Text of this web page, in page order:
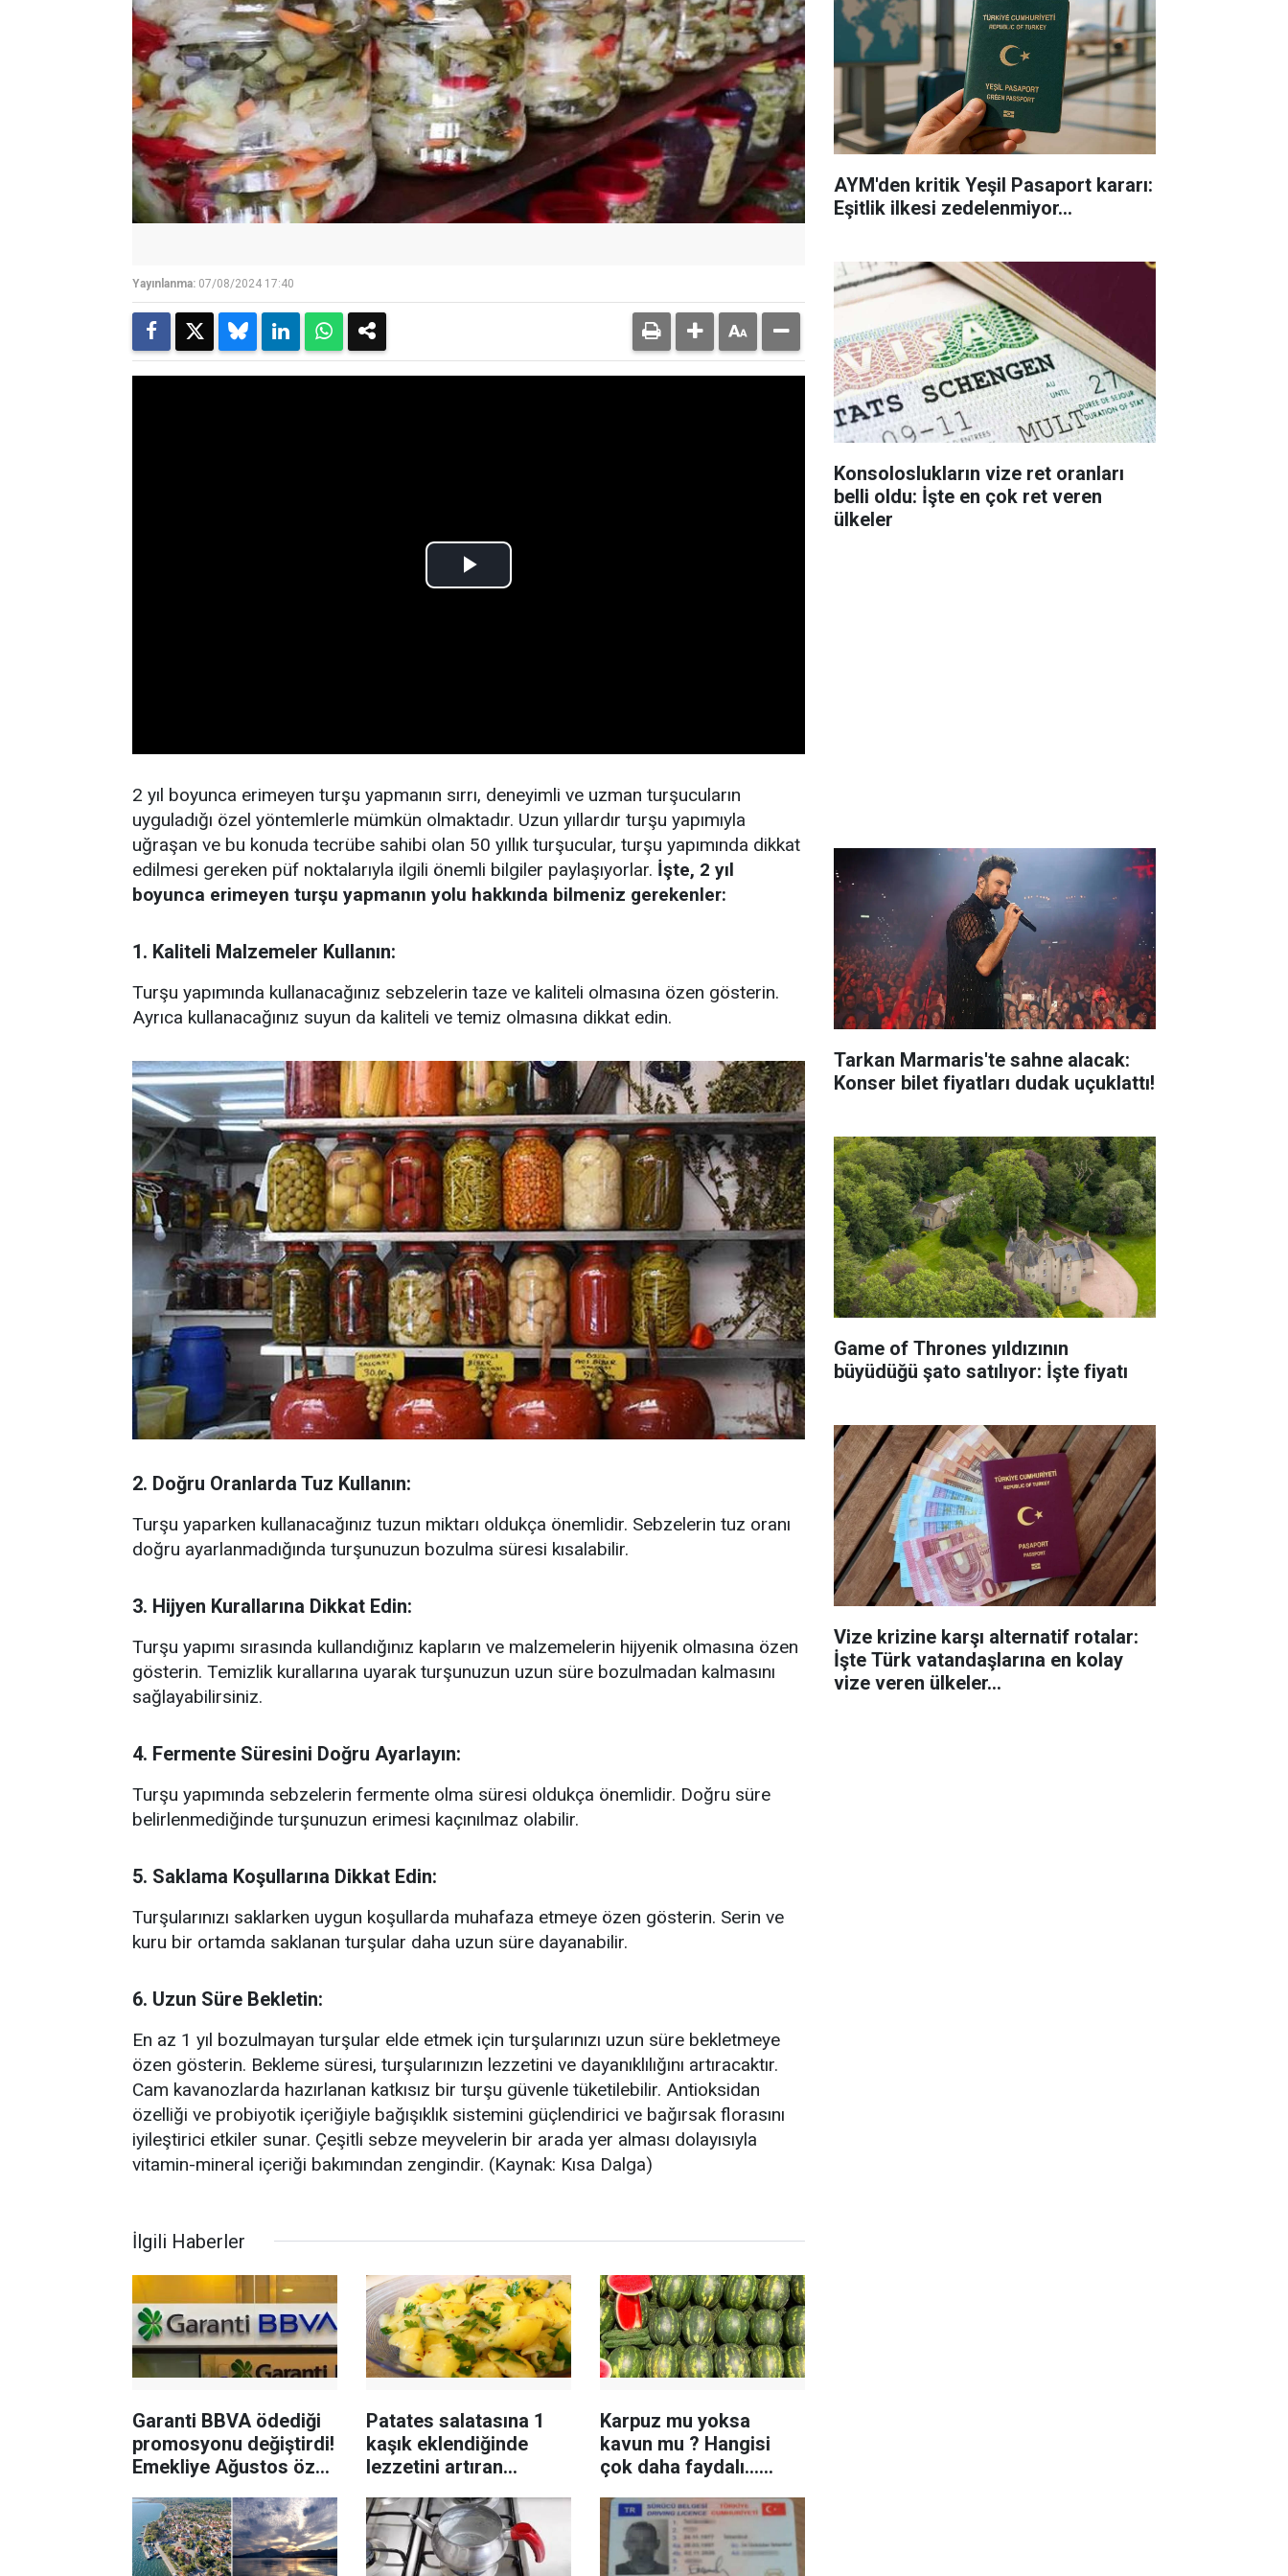
Yayınlanma: 07/08/2024 17:40
2 yıl boyunca erimeyen turşu yapmanın sırrı, deneyimli ve uzman turşucuların
uyguladığı özel yöntemlerle mümkün olmaktadır. Uzun yıllardır turşu yapımıyla
uğraşan ve bu konuda tecrübe sahibi olan 50 yıllık turşucular, turşu yapımında dikkat
edilmesi gereken püf noktalarıyla ilgili önemli bilgiler paylaşıyorlar. İşte, 2 yıl
boyunca erimeyen turşu yapmanın yolu hakkında bilmeniz gerekenler:
1. Kaliteli Malzemeler Kullanın:
Turşu yapımında kullanacağınız sebzelerin taze ve kaliteli olmasına özen gösterin.
Ayrıca kullanacağınız suyun da kaliteli ve temiz olmasına dikkat edin.
2. Doğru Oranlarda Tuz Kullanın:
Turşu yaparken kullanacağınız tuzun miktarı oldukça önemlidir. Sebzelerin tuz oranı
doğru ayarlanmadığında turşunuzun bozulma süresi kısalabilir.
3. Hijyen Kurallarına Dikkat Edin:
Turşu yapımı sırasında kullandığınız kapların ve malzemelerin hijyenik olmasına özen
gösterin. Temizlik kurallarına uyarak turşunuzun uzun süre bozulmadan kalmasını
sağlayabilirsiniz.
4. Fermente Süresini Doğru Ayarlayın:
Turşu yapımında sebzelerin fermente olma süresi oldukça önemlidir. Doğru süre
belirlenmediğinde turşunuzun erimesi kaçınılmaz olabilir.
5. Saklama Koşullarına Dikkat Edin:
Turşularınızı saklarken uygun koşullarda muhafaza etmeye özen gösterin. Serin ve
kuru bir ortamda saklanan turşular daha uzun süre dayanabilir.
6. Uzun Süre Bekletin:
En az 1 yıl bozulmayan turşular elde etmek için turşularınızı uzun süre bekletmeye
özen gösterin. Bekleme süresi, turşularınızın lezzetini ve dayanıklılığını artıracaktır.
Cam kavanozlarda hazırlanan katkısız bir turşu güvenle tüketilebilir. Antioksidan
özelliği ve probiyotik içeriğiyle bağışıklık sistemini güçlendirici ve bağırsak florasını
iyileştirici etkiler sunar. Çeşitli sebze meyvelerin bir arada yer alması dolayısıyla
vitamin-mineral içeriği bakımından zengindir. (Kaynak: Kısa Dalga)
İlgili Haberler
Garanti BBVA ödediği
promosyonu değiştirdi!
Emekliye Ağustos özel
Patates salatasına 1
kaşık eklendiğinde
lezzetini artıran
yapıyor
Karpuz mu yoksa
kavun mu ? Hangisi
çok daha faydalı...
AYM'den kritik Yeşil Pasaport kararı:
Eşitlik ilkesi zedelenmiyor...
Konsoloslukların vize ret oranları
belli oldu: İşte en çok ret veren
ülkeler
Tarkan Marmaris'te sahne alacak:
Konser bilet fiyatları dudak uçuklattı!
Game of Thrones yıldızının
büyüdüğü şato satılıyor: İşte fiyatı
Vize krizine karşı alternatif rotalar:
İşte Türk vatandaşlarına en kolay
vize veren ülkeler...